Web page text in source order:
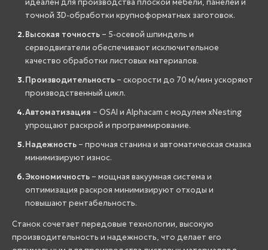
идеален для производства плоской мебели, панелей и
точной 3D-обработки крупноформатных заготовок.
Высокая точность – 5-осевой шпиндель и
серводвигатели обеспечивают исключительное
качество обработки листовых материалов.
Производительность – скорости до 70 м/мин ускоряют
производственный цикл.
Автоматизация – OSAI и Alphacam с модулем xNesting
упрощают раскрой и программирование.
Надежность – прочная станина и автоматическая смазка
минимизируют износ.
Экономичность – мощная вакуумная система и
оптимизация раскроя минимизируют отходы и
повышают рентабельность.
Станок сочетает передовые технологии, высокую
производительность и надежность, что делает его